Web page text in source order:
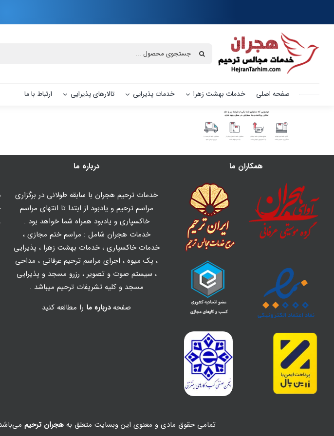
جستجو
صفحه اصلی خدمات بهشت زهرا خدمات پذیرایی تالارهای پذیرایی ارتباط با ما
همکاران ما درباره ما
خدمات ترحیم هجران با سابقه طولانی در برگزاری
مراسم ترحیم و یادبود از ابتدا تا انتهای مراسم
خاکسپاری و یادبود همراه شما خواهد بود .
خدمات هجران شامل : مراسم ختم مجازی ،
خدمات خاکسپاری ،خدمات بهشت زهرا ، پذیرایی
، پک میوه، اجرای مراسم ترحیم عرفانی ، مداحی
، سیستم صوت و تصویر ، رزرو مسجد و پذیرایی
مسجد و کلیه تشریفات ترحیم میباشد .
صفحهدرباره ما را مطالعه کنید
تمامی حقوق مادی و معنوی این وبسایت متعلق به هجران ترحیم